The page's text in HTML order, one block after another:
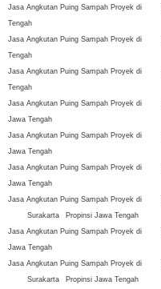
Jasa Angkutan Puing Sampah Proyek di
Tengah
Jasa Angkutan Puing Sampah Proyek di
Tengah
Jasa Angkutan Puing Sampah Proyek di
Tengah
Jasa Angkutan Puing Sampah Proyek di
Jawa Tengah
Jasa Angkutan Puing Sampah Proyek di
Jawa Tengah
Jasa Angkutan Puing Sampah Proyek di
Jawa Tengah
Jasa Angkutan Puing Sampah Proyek di
Surakarta
Propinsi Jawa Tengah
Jasa Angkutan Puing Sampah Proyek di
Jawa Tengah
Jasa Angkutan Puing Sampah Proyek di
Surakarta
Propinsi Jawa Tengah